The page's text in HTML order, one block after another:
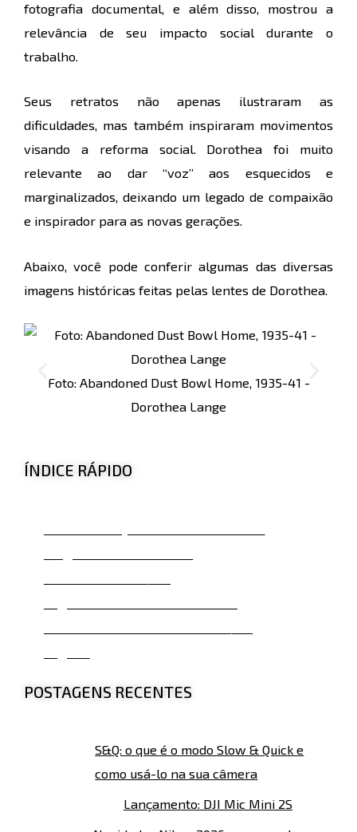
fotografia documental, e além disso, mostrou a
relevância de seu impacto social durante o
trabalho.
Seus retratos não apenas ilustraram as
dificuldades, mas também inspiraram movimentos
visando a reforma social. Dorothea foi muito
relevante ao dar “voz” aos esquecidos e
marginalizados, deixando um legado de compaixão
e inspirador para as novas gerações.
Abaixo, você pode conferir algumas das diversas
imagens históricas feitas pelas lentes de Dorothea.
Foto: Abandoned Dust Bowl Home, 1935-41 -
Dorothea Lange
ÍNDICE RÁPIDO
POSTAGENS RECENTES
S&Q: o que é o modo Slow & Quick e
como usá-lo na sua câmera
Lançamento: DJI Mic Mini 2S